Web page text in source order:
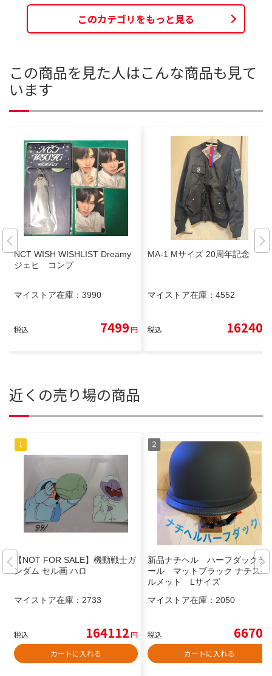
このカテゴリをもっと見る
この商品を見た人はこんな商品も見て
います
NCT WISH WISHLIST Dreamy
ジェヒ コンプ
マイストア在庫： 3990
税込 7499円
MA-1 Mサイズ 20周年記念
マイストア在庫： 4552
税込 16240
近くの売り場の商品
【NOT FOR SALE】機動戦士ガ
ンダム セル画 ハロ
マイストア在庫： 2733
税込 164112円
カートに入れる
新品ナチヘル ハーフダックテ
ール マットブラック ナチスヘ
ルメット Lサイズ
マイストア在庫： 2050
税込 6670
カートに入れる